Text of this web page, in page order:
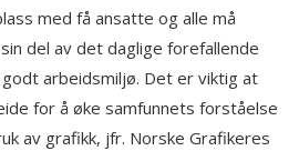
med få ansatte og alle må
del av det daglige forefallende
arbeidsmiljø. Det er viktig at
for å øke samfunnets forståelse
av grafikk, jfr. Norske Grafikeres